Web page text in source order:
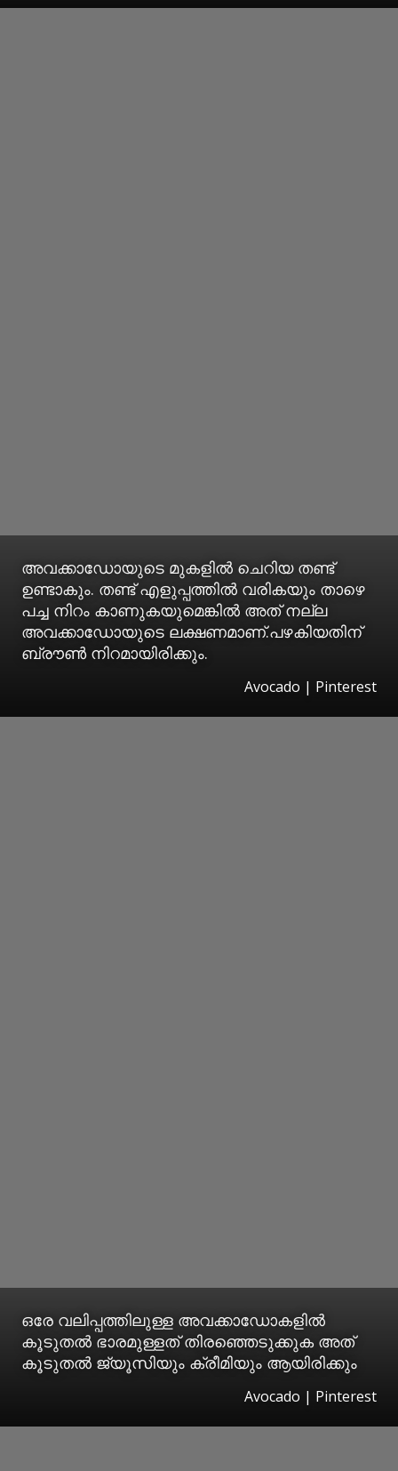
അവക്കാഡോയുടെ മുകളിൽ ചെറിയ തണ്ട്
ഉണ്ടാകും. തണ്ട് എളുപ്പത്തിൽ വരികയും താഴെ
പച്ച നിറം കാണുകയുമെങ്കിൽ അത് നല്ല
അവക്കാഡോയുടെ ലക്ഷണമാണ്.പഴകിയതിന്
ബ്രൗൺ നിറമായിരിക്കും.
Avocado | Pinterest
ഒരേ വലിപ്പത്തിലുള്ള അവക്കാഡോകളിൽ
കൂടുതൽ ഭാരമുള്ളത് തിരഞ്ഞെടുക്കുക അത്
കൂടുതൽ ജ്യൂസിയും ക്രീമിയും ആയിരിക്കും
Avocado | Pinterest